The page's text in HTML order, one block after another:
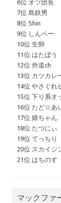
6位 オツ団長
7位 島鉄男
8位 Shin
9位 しんペー
10位 生卵
11位 はたぼう
12位 外道ch
13位 カツカレ
14位 やさぐれ
15位 下り系オ
16位 たど☆あ
17位 娘ちゃん
18位 たつにぃ
19位 てっちり
20位 スカイジ
21位 はちのす
マックファ